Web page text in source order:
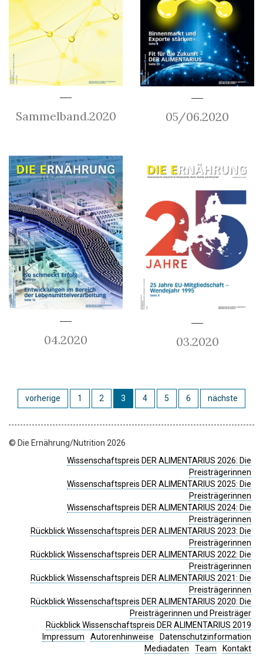
Sammelband.2020 05/06.2020
04.2020 03.2020
vorherige 1 2 3 4 5 6 nächste
© Die Ernährung/Nutrition 2026
Wissenschaftspreis DER ALIMENTARIUS 2026: Die
Preisträgerinnen
Wissenschaftspreis DER ALIMENTARIUS 2025: Die
Preisträgerinnen
Wissenschaftspreis DER ALIMENTARIUS 2024: Die
Preisträgerinnen
Rückblick Wissenschaftspreis DER ALIMENTARIUS 2023: Die
Preisträgerinnen
Rückblick Wissenschaftspreis DER ALIMENTARIUS 2022: Die
Preisträgerinnen
Rückblick Wissenschaftspreis DER ALIMENTARIUS 2021: Die
Preisträgerinnen
Rückblick Wissenschaftspreis DER ALIMENTARIUS 2020: Die
Preisträgerinnen und Preisträger
Rückblick Wissenschaftspreis DER ALIMENTARIUS 2019
Impressum
Autorenhinweise
Datenschutzinformation
Mediadaten
Team Kontakt